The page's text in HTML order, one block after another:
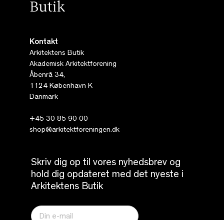
Kontakt
Arkitektens Butik
Akademisk Arkitektforening
Åbenrå 34,
1124 København K
Danmark
+45 30 85 90 00
shop@arkitektforeningen.dk
Skriv dig op til vores nyhedsbrev og
hold dig opdateret med det nyeste i
Arkitektens Butik